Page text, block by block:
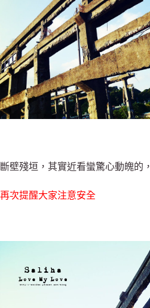
斷壁殘垣，其實近看蠻驚心動魄的，
再次提醒大家注意安全